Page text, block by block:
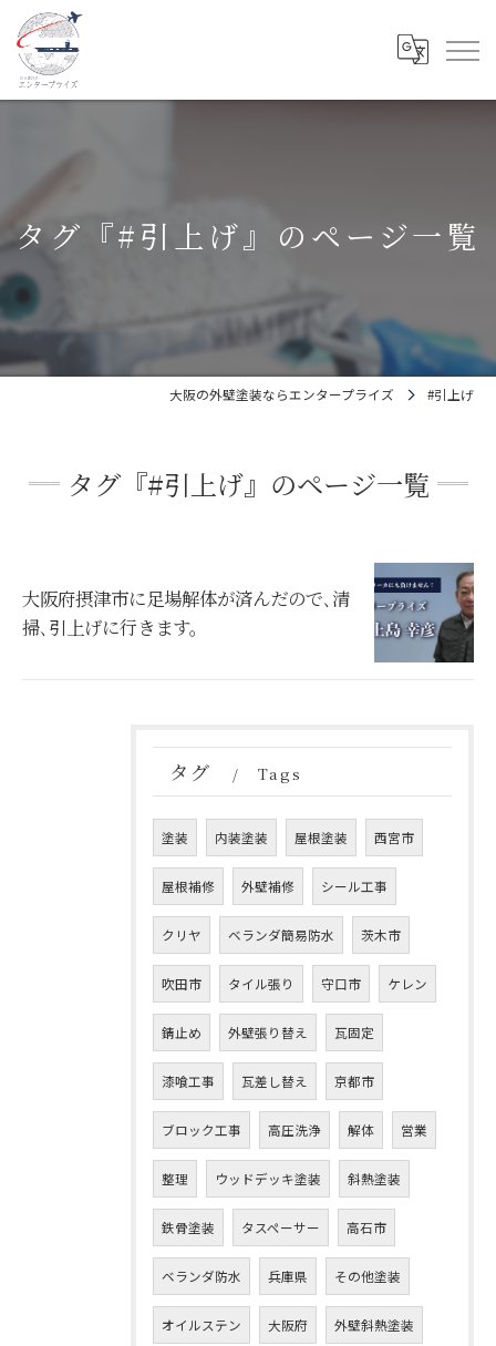
タグ『#引上げ』のページ一覧
大阪の外壁塗装ならエンタープライズ #引上げ
タグ『#引上げ』のページ一覧
大阪府摂津市に足場解体が済んだので､清
掃､引上げに行きます。
タグ Tags
塗装 内装塗装 屋根塗装 西宮市
屋根補修 外壁補修 シール工事
クリヤ ベランダ簡易防水 茨木市
吹田市 タイル張り 守口市 ケレン
錆止め 外壁張り替え 瓦固定
漆喰工事 瓦差し替え 京都市
ブロック工事 高圧洗浄 解体 営業
整理 ウッドデッキ塗装 斜熱塗装
鉄骨塗装 タスペーサー 高石市
ベランダ防水 兵庫県 その他塗装
オイルステン 大阪府 外壁斜熱塗装